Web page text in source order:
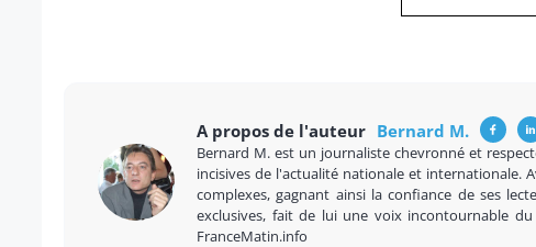
A propos de l'auteur Bernard M.
Bernard M. est un journaliste chevronné et
incisives de l'actualité nationale et internationale.
complexes, gagnant ainsi la confiance de ses
exclusives, fait de lui une voix incontournable
FranceMatin.info